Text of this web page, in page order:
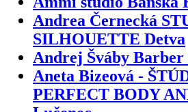
Andrea Černecká
SILHOUETTE Detva
Andrej Šváby Barber
Aneta Bizeová -
PERFECT BODY